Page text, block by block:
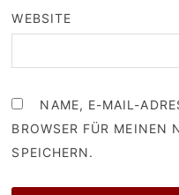
WEBSITE
NAME, E-MAIL-
BROWSER FÜR MEINEN
SPEICHERN.